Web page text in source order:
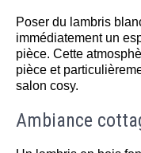
Poser du lambris
immédiatement un
pièce. Cette
pièce et
salon cosy.
Ambiance